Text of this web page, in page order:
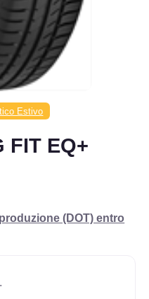
Estivo
FIT EQ+
(DOT) entro